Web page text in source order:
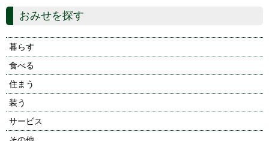
おみせを探す
暮らす
食べる
住まう
装う
サービス